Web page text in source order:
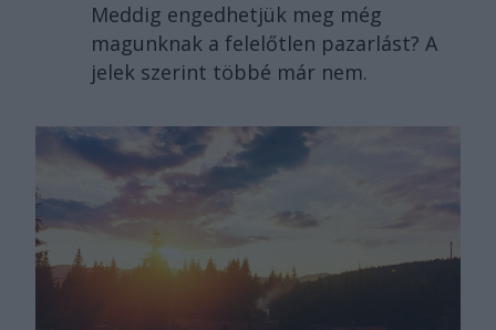
Meddig engedhetjük meg még
magunknak a felelőtlen pazarlást? A
jelek szerint többé már nem.